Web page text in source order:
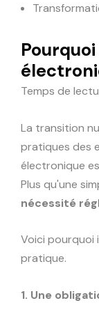
Temps de
La transition
pratiques des
électronique
Plus qu'une
nécessité
Voici pourquoi
pratique.
1. Une